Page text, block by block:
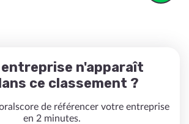
n'apparaît
ce classement ?
de référencer votre entreprise
en 2 minutes.